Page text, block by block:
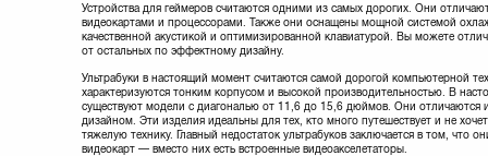
Устройства для геймеров считаются одними из самых дорогих. Они
видеокартами и процессорами. Также они оснащены мощной системой
качественной акустикой и оптимизированной клавиатурой. Вы можете
от остальных по эффектному дизайну.
Ультрабуки в настоящий момент считаются самой дорогой компьютерной
характеризуются тонким корпусом и высокой производительностью. В
существуют модели с диагональю от 11,6 до 15,6 дюймов. Они отличаются
дизайном. Эти изделия идеальны для тех, кто много путешествует и не
тяжелую технику. Главный недостаток ультрабуков заключается в том, что
видеокарт — вместо них есть встроенные видеоакселетаторы.